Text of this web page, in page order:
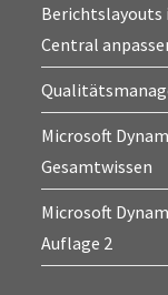
Berichtslayouts
Central
Microsoft
Gesamtwissen
Microsoft
Auflage 2